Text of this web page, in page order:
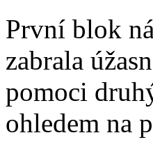
První blok
zabrala
pomoci
ohledem na